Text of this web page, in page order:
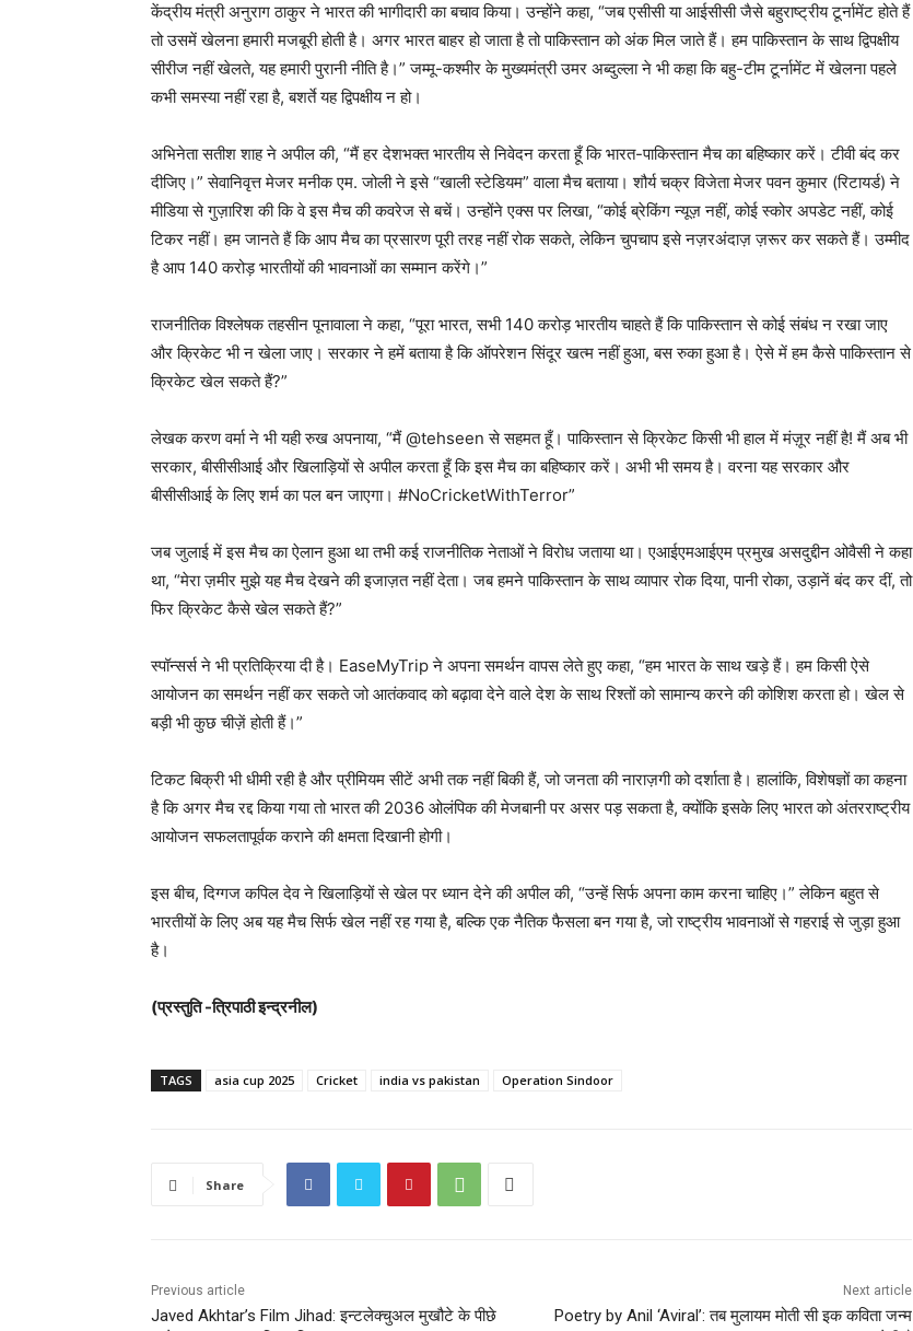
केंद्रीय मंत्री अनुराग ठाकुर ने भारत की भागीदारी का बचाव किया। उन्होंने कहा, “जब एसीसी या आईसीसी जैसे बहुराष्ट्रीय टूर्नामेंट होते हैं
तो उसमें खेलना हमारी मजबूरी होती है। अगर भारत बाहर हो जाता है तो पाकिस्तान को अंक मिल जाते हैं। हम पाकिस्तान के साथ द्विपक्षीय
सीरीज नहीं खेलते, यह हमारी पुरानी नीति है।” जम्मू-कश्मीर के मुख्यमंत्री उमर अब्दुल्ला ने भी कहा कि बहु-टीम टूर्नामेंट में खेलना पहले
कभी समस्या नहीं रहा है, बशर्ते यह द्विपक्षीय न हो।
अभिनेता सतीश शाह ने अपील की, “मैं हर देशभक्त भारतीय से निवेदन करता हूँ कि भारत-पाकिस्तान मैच का बहिष्कार करें। टीवी बंद कर
दीजिए।” सेवानिवृत्त मेजर मनीक एम. जोली ने इसे “खाली स्टेडियम” वाला मैच बताया। शौर्य चक्र विजेता मेजर पवन कुमार (रिटायर्ड) ने
मीडिया से गुज़ारिश की कि वे इस मैच की कवरेज से बचें। उन्होंने एक्स पर लिखा, “कोई ब्रेकिंग न्यूज़ नहीं, कोई स्कोर अपडेट नहीं, कोई
टिकर नहीं। हम जानते हैं कि आप मैच का प्रसारण पूरी तरह नहीं रोक सकते, लेकिन चुपचाप इसे नज़रअंदाज़ ज़रूर कर सकते हैं। उम्मीद
है आप 140 करोड़ भारतीयों की भावनाओं का सम्मान करेंगे।”
राजनीतिक विश्लेषक तहसीन पूनावाला ने कहा, “पूरा भारत, सभी 140 करोड़ भारतीय चाहते हैं कि पाकिस्तान से कोई संबंध न रखा जाए
और क्रिकेट भी न खेला जाए। सरकार ने हमें बताया है कि ऑपरेशन सिंदूर खत्म नहीं हुआ, बस रुका हुआ है। ऐसे में हम कैसे पाकिस्तान से
क्रिकेट खेल सकते हैं?”
लेखक करण वर्मा ने भी यही रुख अपनाया, “मैं @tehseen से सहमत हूँ। पाकिस्तान से क्रिकेट किसी भी हाल में मंज़ूर नहीं है! मैं अब भी
सरकार, बीसीसीआई और खिलाड़ियों से अपील करता हूँ कि इस मैच का बहिष्कार करें। अभी भी समय है। वरना यह सरकार और
बीसीसीआई के लिए शर्म का पल बन जाएगा। #NoCricketWithTerror”
जब जुलाई में इस मैच का ऐलान हुआ था तभी कई राजनीतिक नेताओं ने विरोध जताया था। एआईएमआईएम प्रमुख असदुद्दीन ओवैसी ने कहा
था, “मेरा ज़मीर मुझे यह मैच देखने की इजाज़त नहीं देता। जब हमने पाकिस्तान के साथ व्यापार रोक दिया, पानी रोका, उड़ानें बंद कर दीं, तो
फिर क्रिकेट कैसे खेल सकते हैं?”
स्पॉन्सर्स ने भी प्रतिक्रिया दी है। EaseMyTrip ने अपना समर्थन वापस लेते हुए कहा, “हम भारत के साथ खड़े हैं। हम किसी ऐसे
आयोजन का समर्थन नहीं कर सकते जो आतंकवाद को बढ़ावा देने वाले देश के साथ रिश्तों को सामान्य करने की कोशिश करता हो। खेल से
बड़ी भी कुछ चीज़ें होती हैं।”
टिकट बिक्री भी धीमी रही है और प्रीमियम सीटें अभी तक नहीं बिकी हैं, जो जनता की नाराज़गी को दर्शाता है। हालांकि, विशेषज्ञों का कहना
है कि अगर मैच रद्द किया गया तो भारत की 2036 ओलंपिक की मेजबानी पर असर पड़ सकता है, क्योंकि इसके लिए भारत को अंतरराष्ट्रीय
आयोजन सफलतापूर्वक कराने की क्षमता दिखानी होगी।
इस बीच, दिग्गज कपिल देव ने खिलाड़ियों से खेल पर ध्यान देने की अपील की, “उन्हें सिर्फ अपना काम करना चाहिए।” लेकिन बहुत से
भारतीयों के लिए अब यह मैच सिर्फ खेल नहीं रह गया है, बल्कि एक नैतिक फैसला बन गया है, जो राष्ट्रीय भावनाओं से गहराई से जुड़ा हुआ
है।
(प्रस्तुति -त्रिपाठी इन्द्रनील)
TAGS asia cup 2025 Cricket india vs pakistan Operation Sindoor
Share
Previous article
Javed Akhtar’s Film Jihad: इन्टलेक्चुअल मुखौटे के पीछे
Next article
Poetry by Anil ‘Aviral’: तब मुलायम मोती सी इक कविता जन्म